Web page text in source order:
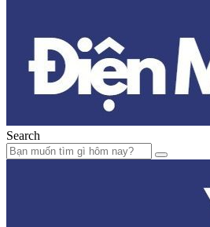
Search